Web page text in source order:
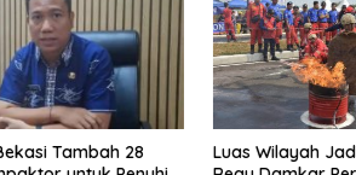
Tambah 28
Luas Wilayah